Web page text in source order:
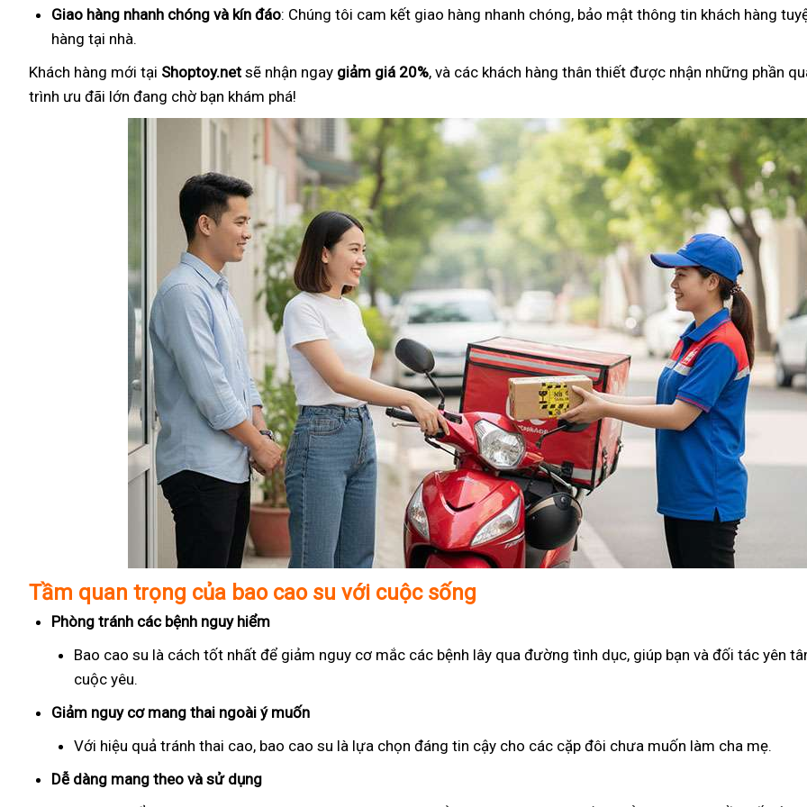
Giao hàng nhanh chóng và kín đáo: Chúng tôi cam kết giao hàng nhanh chóng, bảo mật thông tin khách hàng
hàng tại nhà.
Khách hàng mới tại Shoptoy.net sẽ nhận ngay giảm giá 20%, và các khách hàng thân thiết được nhận những phần
trình ưu đãi lớn đang chờ bạn khám phá!
Tầm quan trọng của bao cao su với cuộc sống
Phòng tránh các bệnh nguy hiểm
Bao cao su là cách tốt nhất để giảm nguy cơ mắc các bệnh lây qua đường tình dục, giúp bạn và đối tác yên
cuộc yêu.
Giảm nguy cơ mang thai ngoài ý muốn
Với hiệu quả tránh thai cao, bao cao su là lựa chọn đáng tin cậy cho các cặp đôi chưa muốn làm cha mẹ.
Dễ dàng mang theo và sử dụng